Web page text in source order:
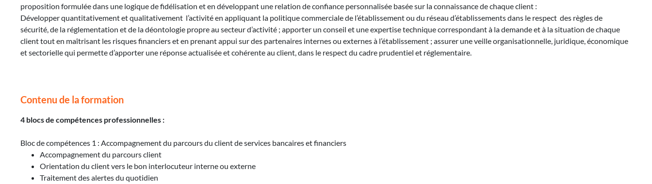
proposition formulée dans une logique de fidélisation et en développant une relation de confiance personnalisée basée sur la connaissance de chaque client :
Développer quantitativement et qualitativement l’activité en appliquant la politique commerciale de l’établissement ou du réseau d’établissements dans le respect des règles de
sécurité, de la réglementation et de la déontologie propre au secteur d’activité ; apporter un conseil et une expertise technique correspondant à la demande et à la situation de chaque
client tout en maîtrisant les risques financiers et en prenant appui sur des partenaires internes ou externes à l’établissement ; assurer une veille organisationnelle, juridique, économique
et sectorielle qui permette d’apporter une réponse actualisée et cohérente au client, dans le respect du cadre prudentiel et réglementaire.
Contenu de la formation
4 blocs de compétences professionnelles :
Bloc de compétences 1 : Accompagnement du parcours du client de services bancaires et financiers
Accompagnement du parcours client
Orientation du client vers le bon interlocuteur interne ou externe
Traitement des alertes du quotidien